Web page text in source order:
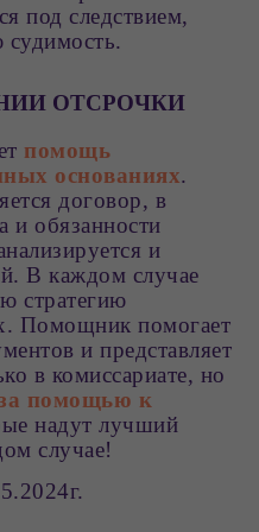
под следствием,
ОТСРОЧКИ
помощь
основаниях.
договор, в
и обязанности
и
В каждом случае
стратегию
Помощник помогает
и представляет
в комиссариате, но
помощью к
надут лучший
случае!